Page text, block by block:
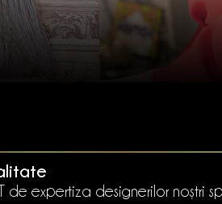
de expertiza designerilor noștri